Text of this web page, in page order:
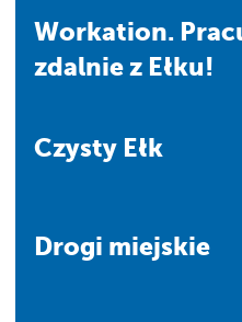
Workation. Pracuj
zdalnie z Ełku!
Czysty Ełk
Drogi miejskie